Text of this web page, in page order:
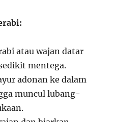
atau wajan datar
mentega.
adonan ke dalam
muncul lubang-